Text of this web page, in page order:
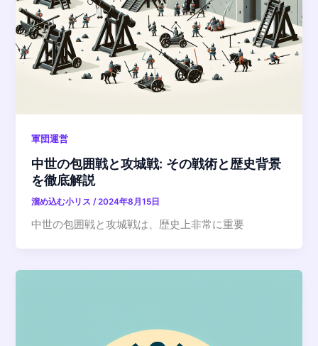
軍団運営
中世の包囲戦と攻城戦: その戦術と歴史背景
を徹底解説
溜め込む小リス /2024年8月15日
中世の包囲戦と攻城戦は、歴史上非常に重要